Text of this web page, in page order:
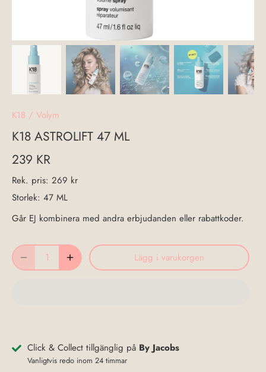
K18 / Volym
K18 ASTROLIFT 47 ML
239 KR
Rek. pris: 269 kr
Storlek: 47 ML
Går EJ kombinera med andra erbjudanden eller rabattkoder.
Lägg i varukorgen
Click & Collect tillgänglig på By Jacobs
Vanligtvis redo inom 24 timmar